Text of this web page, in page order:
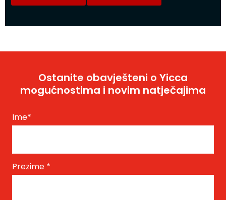
Ostanite obavješteni o Yicca
mogućnostima i novim natječajima
Ime*
Prezime *